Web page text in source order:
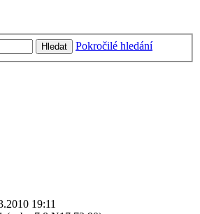
Hledat
Pokročilé hledání
19:11